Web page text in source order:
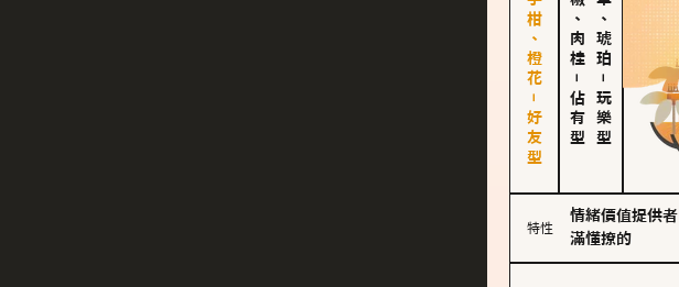
佛手柑、橙花－好友型 胡椒、肉桂
－
佔有型
皮革、琥珀
－
玩樂型
特性
情緒價值提供者
滿懂撩的